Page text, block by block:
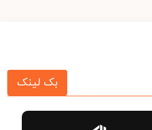
بک لینک